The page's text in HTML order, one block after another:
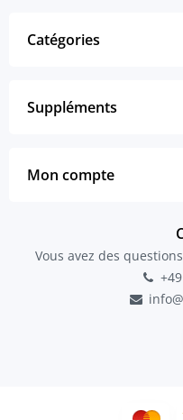
Catégories
Suppléments
Mon compte
Vous avez des